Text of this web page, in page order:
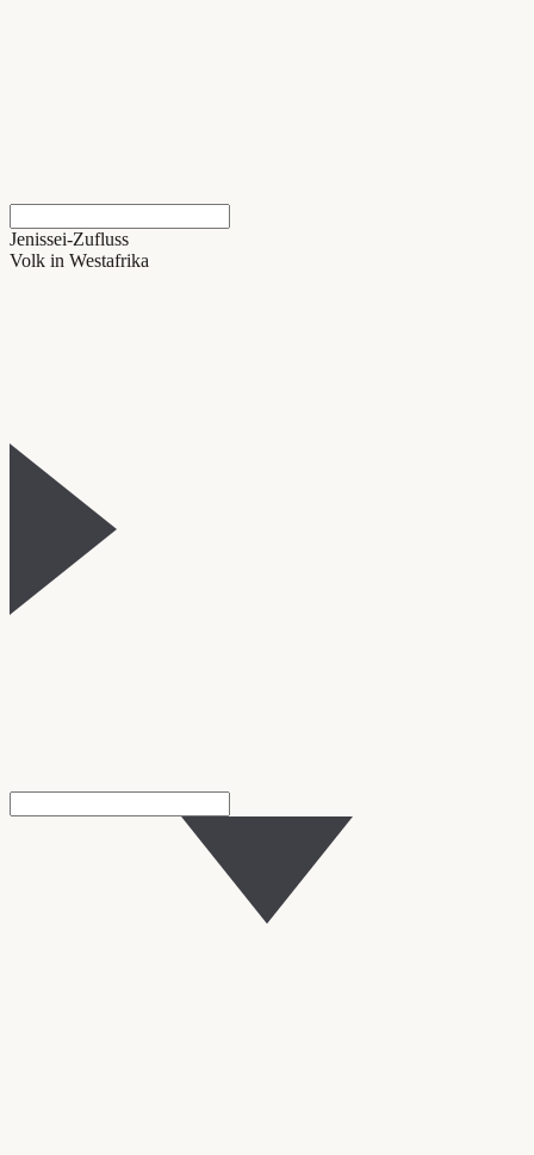
Jenissei-Zufluss
Volk in Westafrika